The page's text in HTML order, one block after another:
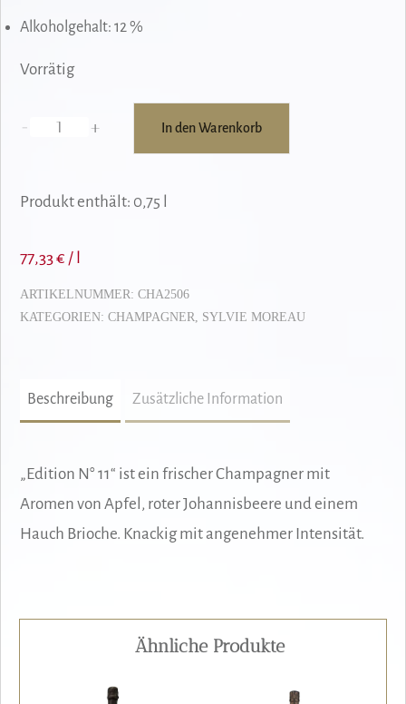
Alkoholgehalt: 12 %
Vorrätig
-
Sylvie
N°11
+ In den Warenkorb
Produkt enthält: 0,75
77,33€ / l
ARTIKELNUMMER: CHA2506
KATEGORIEN: CHAMPAGNER, SYLVIE MOREAU
Beschreibung Zusätzliche Information
„Edition N° 11“ ist ein frischer Champagner mit
Aromen von Apfel, roter Johannisbeere und einem
Hauch Brioche. Knackig mit angenehmer Intensität.
Ähnliche Produkte